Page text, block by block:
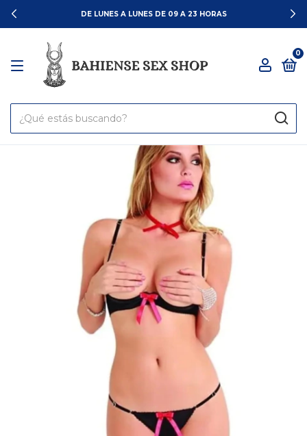
DE LUNES A LUNES DE 09 A 23 HORAS
0